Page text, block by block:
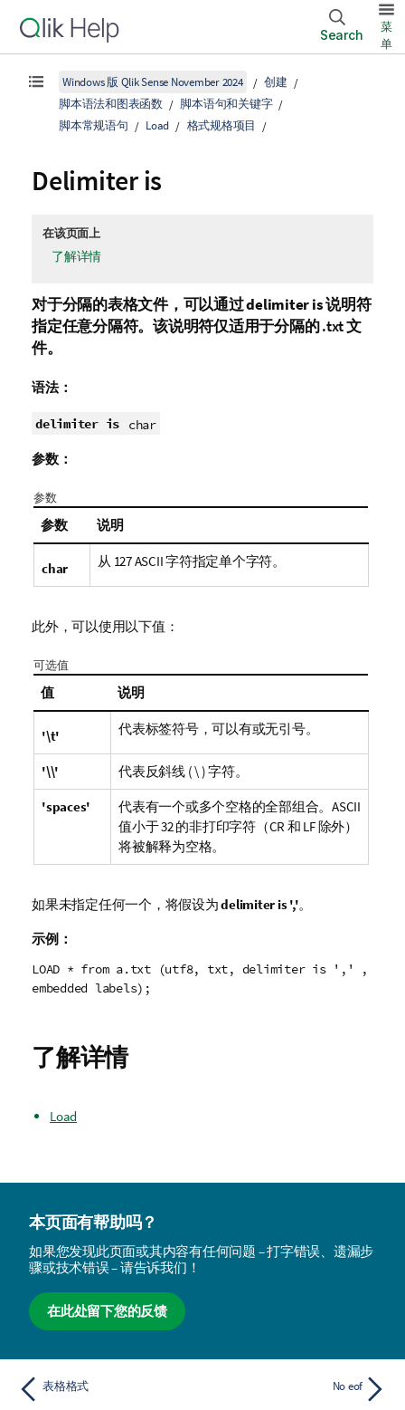
Search
菜
单
Windows 版 Qlik Sense November 2024
创建
脚本语法和图表函数
脚本语句和关键字
脚本常规语句
Load 格式规格项目
Delimiter is
在该页面上
了解详情
对于分隔的表格文件，可以通过delimiter is说明符
指定任意分隔符。该说明符仅适用于分隔的.txt文
件。
语法：
delimiter is char
参数：
参数
参数 说明
char 从 127 ASCII字符指定单个字符。
此外，可以使用以下值：
可选值
值 说明
'\t' 代表标签符号，可以有或无引号。
'\\' 代表反斜线 ( \ ) 字符。
'spaces' 代表有一个或多个空格的全部组合。 ASCII
值小于32的非打印字符（CR 和 LF除外）
将被解释为空格。
如果未指定任何一个，将假设为delimiter is ','。
示例：
LOAD * from a.txt (utf8, txt, delimiter is ',' ,
embedded labels);
了解详情
Load
本页面有帮助吗？
如果您发现此页面或其内容有任何问题 – 打字错误、遗漏步
骤或技术错误 – 请告诉我们！
在此处留下您的反馈
表格格式 No eof